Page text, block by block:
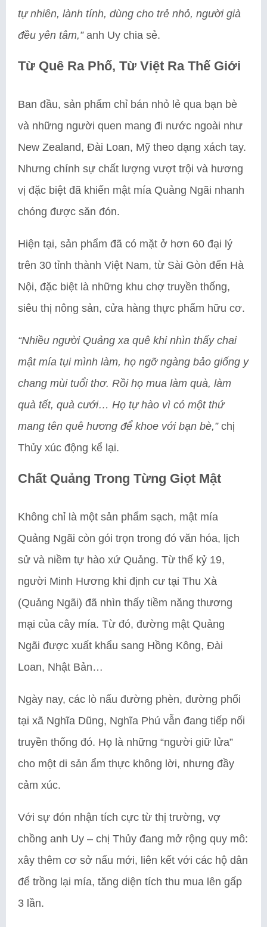
tự nhiên, lành tính, dùng cho trẻ nhỏ, người già
đều yên tâm,”anh Uy chia sẻ.
Từ Quê Ra Phố, Từ Việt Ra Thế Giới
Ban đầu, sản phẩm chỉ bán nhỏ lẻ qua bạn bè
và những người quen mang đi nước ngoài như
New Zealand, Đài Loan, Mỹ theo dạng xách tay.
Nhưng chính sự chất lượng vượt trội và hương
vị đặc biệt đã khiến mật mía Quảng Ngãi nhanh
chóng được săn đón.
Hiện tại, sản phẩm đã có mặt ở hơn 60 đại lý
trên 30 tỉnh thành Việt Nam, từ Sài Gòn đến Hà
Nội, đặc biệt là những khu chợ truyền thống,
siêu thị nông sản, cửa hàng thực phẩm hữu cơ.
“Nhiều người Quảng xa quê khi nhìn thấy chai
mật mía tụi mình làm, họ ngỡ ngàng bảo giống y
chang mùi tuổi thơ. Rồi họ mua làm quà, làm
quà tết, quà cưới… Họ tự hào vì có một thứ
mang tên quê hương để khoe với bạn bè,”chị
Thủy xúc động kể lại.
Chất Quảng Trong Từng Giọt Mật
Không chỉ là một sản phẩm sạch, mật mía
Quảng Ngãi còn gói trọn trong đó văn hóa, lịch
sử và niềm tự hào xứ Quảng. Từ thế kỷ 19,
người Minh Hương khi định cư tại Thu Xà
(Quảng Ngãi) đã nhìn thấy tiềm năng thương
mại của cây mía. Từ đó, đường mật Quảng
Ngãi được xuất khẩu sang Hồng Kông, Đài
Loan, Nhật Bản…
Ngày nay, các lò nấu đường phèn, đường phổi
tại xã Nghĩa Dũng, Nghĩa Phú vẫn đang tiếp nối
truyền thống đó. Họ là những “người giữ lửa”
cho một di sản ẩm thực không lời, nhưng đầy
cảm xúc.
Với sự đón nhận tích cực từ thị trường, vợ
chồng anh Uy – chị Thủy đang mở rộng quy mô:
xây thêm cơ sở nấu mới, liên kết với các hộ dân
để trồng lại mía, tăng diện tích thu mua lên gấp
3 lần.